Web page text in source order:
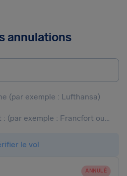
annulations
le vol
ANNULÉ